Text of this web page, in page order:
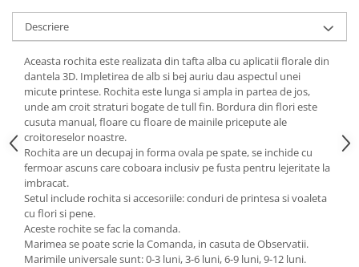
Descriere
Aceasta rochita este realizata din tafta alba cu aplicatii florale din
dantela 3D. Impletirea de alb si bej auriu dau aspectul unei
micute printese. Rochita este lunga si ampla in partea de jos,
unde am croit straturi bogate de tull fin. Bordura din flori este
cusuta manual, floare cu floare de mainile pricepute ale
croitoreselor noastre.
Rochita are un decupaj in forma ovala pe spate, se inchide cu
fermoar ascuns care coboara inclusiv pe fusta pentru lejeritate la
imbracat.
Setul include rochita si accesoriile: conduri de printesa si voaleta
cu flori si pene.
Aceste rochite se fac la comanda.
Marimea se poate scrie la Comanda, in casuta de Observatii.
Marimile universale sunt: 0-3 luni, 3-6 luni, 6-9 luni, 9-12 luni.